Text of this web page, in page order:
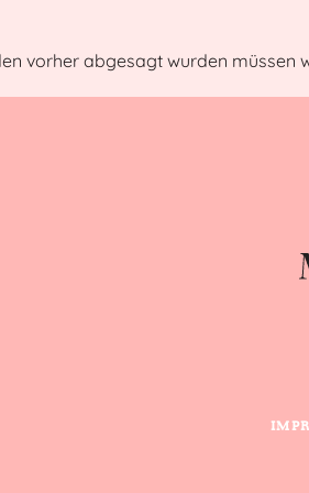
vorher abgesagt wurden müssen